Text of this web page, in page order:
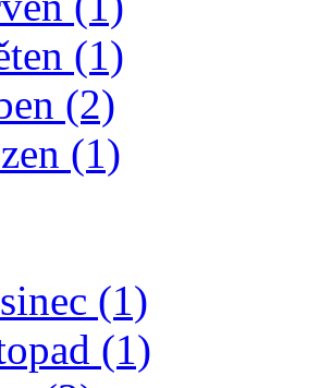
(1)
(2)
(1)
(1)
(1)